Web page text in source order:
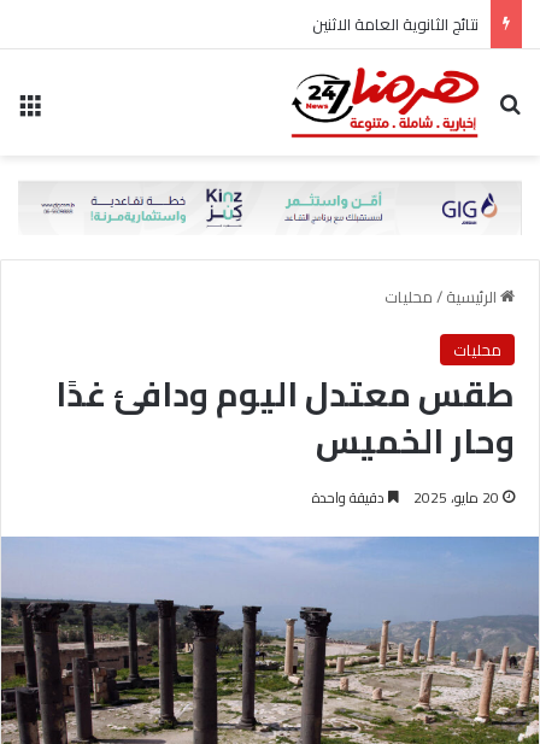
نتائج الثانوية العامة الاثنين
بحث عن
الرئيسية/محليات
محليات
طقس معتدل اليوم ودافئ غدًا
وحار الخميس
20 مايو، 2025 دقيقة واحدة